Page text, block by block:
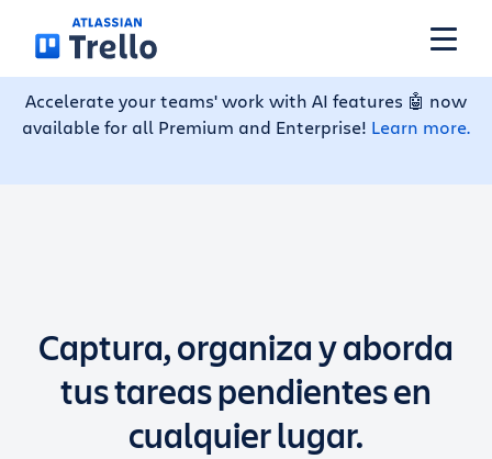
Pasar al contenido principal
Funciones
Precios
Accelerate your teams' work with AI features 🤖 now
available for all Premium and Enterprise! Learn more.
Captura, organiza y aborda
tus tareas pendientes en
cualquier lugar.